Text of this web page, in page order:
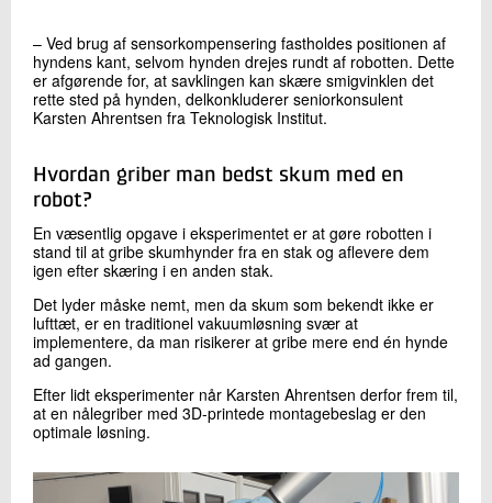
– Ved brug af sensorkompensering fastholdes positionen af
hyndens kant, selvom hynden drejes rundt af robotten. Dette
er afgørende for, at savklingen kan skære smigvinklen det
rette sted på hynden, delkonkluderer seniorkonsulent
Karsten Ahrentsen fra Teknologisk Institut.
Hvordan griber man bedst skum med en
robot?
En væsentlig opgave i eksperimentet er at gøre robotten i
stand til at gribe skumhynder fra en stak og aflevere dem
igen efter skæring i en anden stak.
Det lyder måske nemt, men da skum som bekendt ikke er
lufttæt, er en traditionel vakuumløsning svær at
implementere, da man risikerer at gribe mere end én hynde
ad gangen.
Efter lidt eksperimenter når Karsten Ahrentsen derfor frem til,
at en nålegriber med 3D-printede montagebeslag er den
optimale løsning.